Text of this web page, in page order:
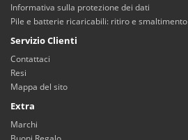
Informativa sulla protezione dei dati
Pile e batterie ricaricabili: ritiro e smaltimento
Servizio Clienti
Contattaci
Resi
Mappa del sito
Extra
Marchi